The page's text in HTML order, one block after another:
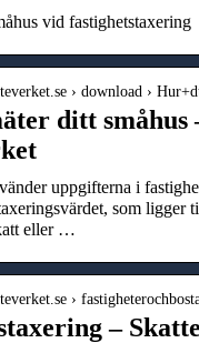
vid fastighetstaxering
› download ›
ditt småhus
uppgifterna i
som ligger
eller …
›
–